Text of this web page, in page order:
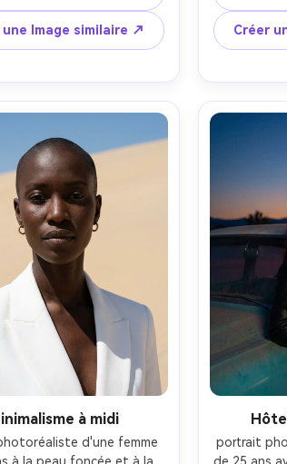
de bois et une veste
couleur sable, du sable
sur la scène, des dunes
humoreuse avec
directionnel du côté,
et d'épaules, angle
bas, contraste
grain, tissu
par le vent, ombres
yeux tranchants, haute
résolution-AR 4:5
une Image similaire ↗
oasis
chemise
colliers en
rocheuses
du midi
du torse
ambiance
éditoriale,
Créer
à midi
d'une femme
portrait